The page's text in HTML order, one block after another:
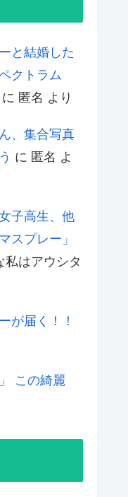
と結婚した
クトラム
に 匿名 より
、集合写真
に 匿名 よ
子高生、他
スプレー」
私はアウシタ
が届く！！
この綺麗